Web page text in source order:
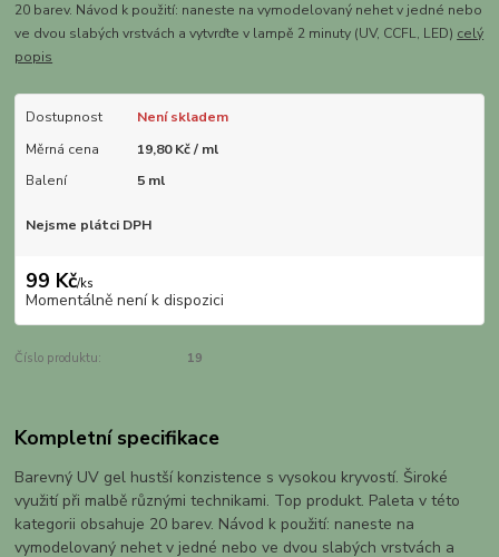
20 barev. Návod k použití: naneste na vymodelovaný nehet v jedné nebo
ve dvou slabých vrstvách a vytvrďte v lampě 2 minuty (UV, CCFL, LED) celý
popis
Dostupnost
Není skladem
Měrná cena
19,80 Kč / ml
Balení
5 ml
Nejsme plátci DPH
99 Kč/ks
Momentálně není k dispozici
Číslo produktu: 19
Kompletní specifikace
Barevný UV gel hustší konzistence s vysokou kryvostí. Široké
využití při malbě různými technikami. Top produkt. Paleta v této
kategorii obsahuje 20 barev. Návod k použití: naneste na
vymodelovaný nehet v jedné nebo ve dvou slabých vrstvách a